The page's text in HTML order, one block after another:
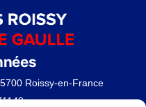
Roissy-en-France